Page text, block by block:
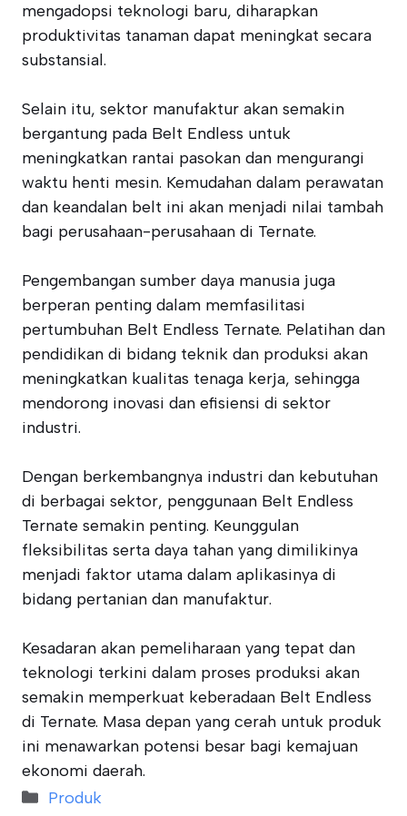
mengadopsi teknologi baru, diharapkan
produktivitas tanaman dapat meningkat secara
substansial.
Selain itu, sektor manufaktur akan semakin
bergantung pada Belt Endless untuk
meningkatkan rantai pasokan dan mengurangi
waktu henti mesin. Kemudahan dalam perawatan
dan keandalan belt ini akan menjadi nilai tambah
bagi perusahaan-perusahaan di Ternate.
Pengembangan sumber daya manusia juga
berperan penting dalam memfasilitasi
pertumbuhan Belt Endless Ternate. Pelatihan dan
pendidikan di bidang teknik dan produksi akan
meningkatkan kualitas tenaga kerja, sehingga
mendorong inovasi dan efisiensi di sektor
industri.
Dengan berkembangnya industri dan kebutuhan
di berbagai sektor, penggunaan Belt Endless
Ternate semakin penting. Keunggulan
fleksibilitas serta daya tahan yang dimilikinya
menjadi faktor utama dalam aplikasinya di
bidang pertanian dan manufaktur.
Kesadaran akan pemeliharaan yang tepat dan
teknologi terkini dalam proses produksi akan
semakin memperkuat keberadaan Belt Endless
di Ternate. Masa depan yang cerah untuk produk
ini menawarkan potensi besar bagi kemajuan
ekonomi daerah.
Categories
Produk